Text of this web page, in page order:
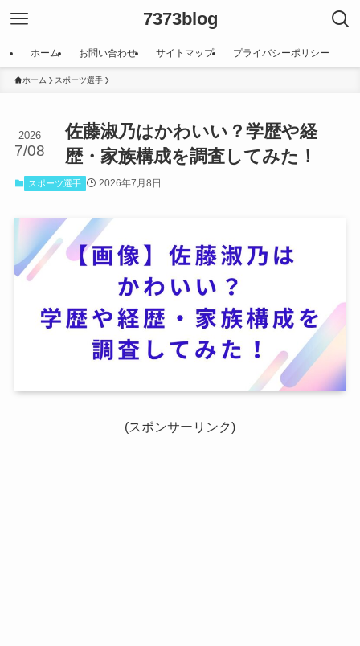
7373blog
ホーム お問い合わせ サイトマップ プライバシーポリシー
ホーム スポーツ選手
佐藤淑乃はかわいい？学歴や経
歴・家族構成を調査してみた！
2026
7/08
スポーツ選手 2026年7月8日
(スポンサーリンク)